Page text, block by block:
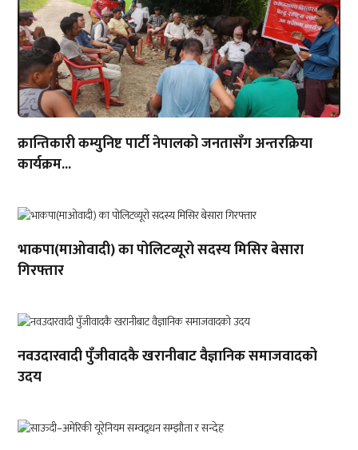
क्रान्तिकारी कम्युनिष्ट पार्टी नेपालको जनतासँग अन्तरक्रिया
कार्यक्रम...
भाकपा(माओवादी) का पोलिटव्यूरो सदस्य मिसिर बेसारा
गिरफ्तार
नवउदारवादी पुँजीवादकै खरानीबाट वैज्ञानिक समाजवादको
उदय